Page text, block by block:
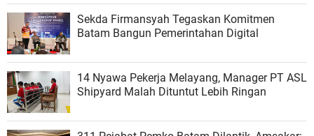
Sekda Firmansyah Tegaskan Komitmen
Batam Bangun Pemerintahan Digital
14 Nyawa Pekerja Melayang, Manager PT ASL
Shipyard Malah Dituntut Lebih Ringan